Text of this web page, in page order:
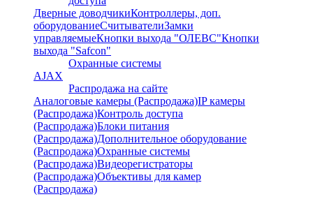
Дверные доводчикиКонтроллеры, доп.
оборудованиеСчитывателиЗамки
управляемыеКнопки выхода "ОЛЕВС"Кнопки
выхода "Safcon"
Охранные системы
AJAX
Распродажа на сайте
Аналоговые камеры (Распродажа)IP камеры
(Распродажа)Контроль доступа
(Распродажа)Блоки питания
(Распродажа)Дополнительное оборудование
(Распродажа)Охранные системы
(Распродажа)Видеорегистраторы
(Распродажа)Объективы для камер
(Распродажа)